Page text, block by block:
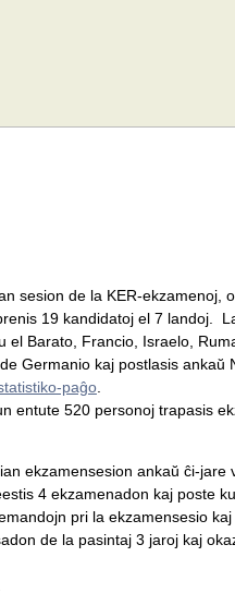
sesion de la KER-ekzamenoj,
19 kandidatoj el 7 landoj.
el Barato, Francio, Israelo,
Germanio kaj postlasis ankaŭ
paĝo.
entute 520 personoj trapasis
ekzamensesion ankaŭ ĉi-
4 ekzamenadon kaj poste
pri la ekzamensesio
de la pasintaj 3 jaroj kaj